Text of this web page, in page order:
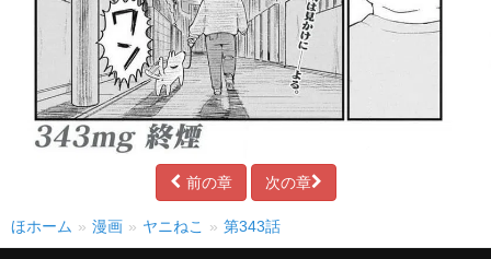
前の章 次の章
ほホーム 漫画 ヤニねこ 第343話